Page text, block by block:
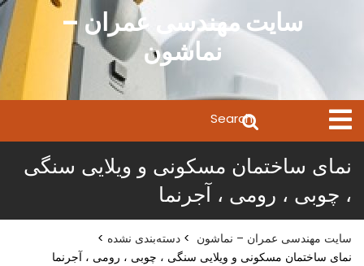
سایت مهندسی عمران –
نماشون
Open
Menu
for:
نمای ساختمان مسکونی و ویلایی سنگی
، چوبی ، رومی ، آجرنما
سایت مهندسی عمران – نماشون > دسته‌بندی نشده >
نمای ساختمان مسکونی و ویلایی سنگی ، چوبی ، رومی ، آجرنما